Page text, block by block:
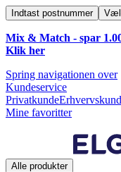
Indtast postnummer
Mix & Match - spar
Klik her
Spring navigationen over
Kundeservice
Privatkunde
Mine favoritter
Alle produkter